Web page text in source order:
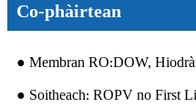
Co-phàirtean
● Membran RO:DOW,
● Soitheach: ROPV no First